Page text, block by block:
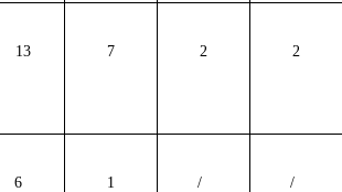
13 7 2 2
6 1 / /